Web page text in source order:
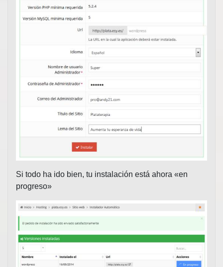
Si todo ha ido bien, tu instalación está ahora «en
progreso»